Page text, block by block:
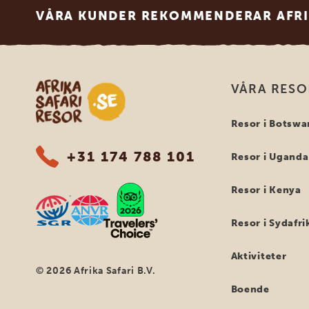
VÅRA KUNDER REKOMMENDERAR
Safari-resor i Afrika
+31 174 788 101
© 2026 Afrika Safari B.V.
VÅRA
Resor i
Resor i Uganda
Resor i Kenya
Resor i
Aktiviteter
Boende